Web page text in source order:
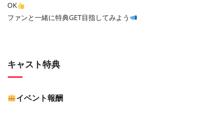
OK
ファンと一緒に特典GET目指してみよう
キャスト特典
イベント報酬